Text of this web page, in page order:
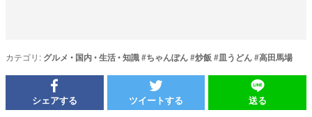
カテゴリ: グルメ • 国内•生活•知識#ちゃんぽん#炒飯#皿うどん#高田馬場
シェアする ツイートする 送る